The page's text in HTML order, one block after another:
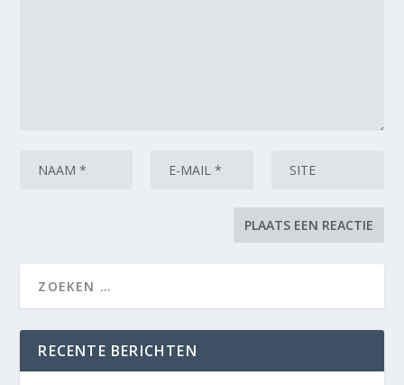
RECENTE BERICHTEN